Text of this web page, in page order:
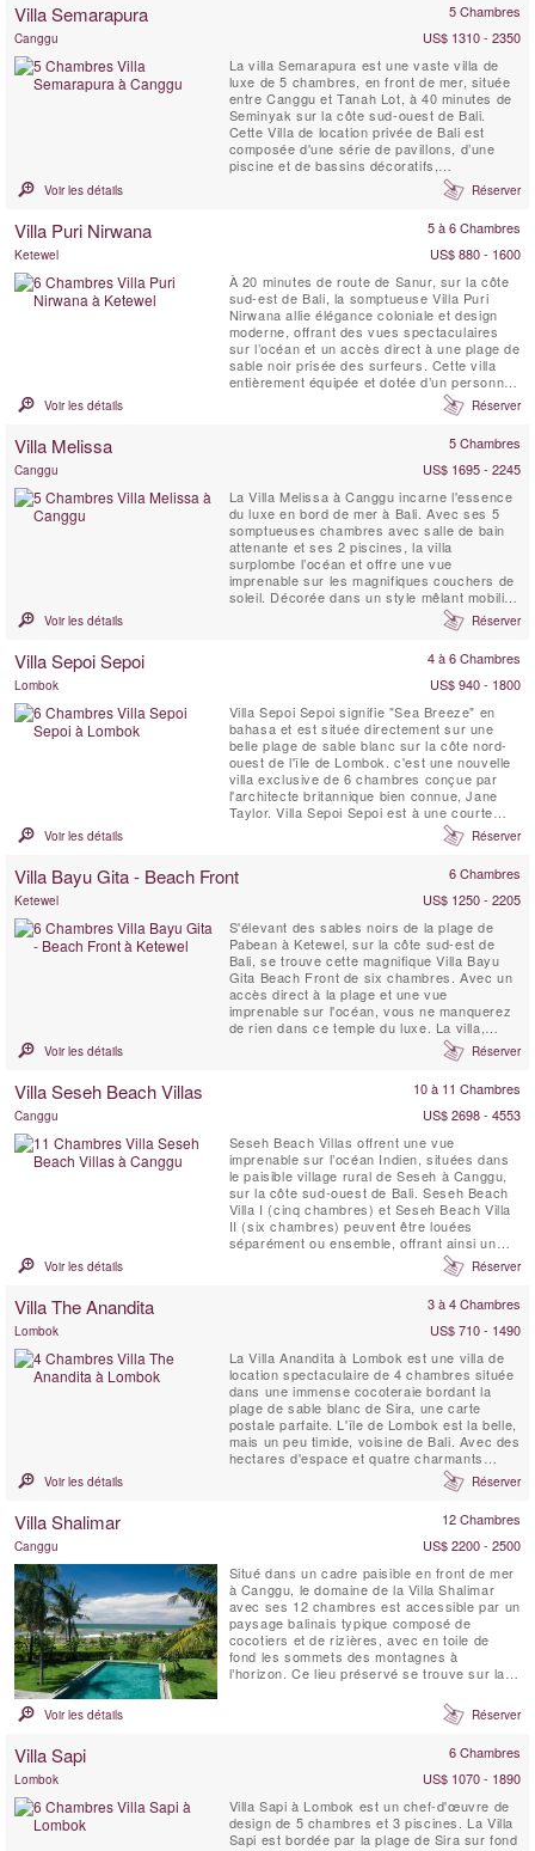
Villa Semarapura 5 Chambres
Canggu
US$ 1310 - 2350
La villa Semarapura est une vaste villa de
luxe de 5 chambres, en front de mer, située
entre Canggu et Tanah Lot, à 40 minutes de
Seminyak sur la côte sud-ouest de Bali.
Cette Villa de location privée de Bali est
composée d'une série de pavillons, d’une
piscine et de bassins décoratifs,
tranquillement répartis tout du long sur une
étendue vallonnée de pelouses de 5000
Voir les détails Réserver
Villa Puri Nirwana 5 à 6 Chambres
Ketewel
US$ 880 - 1600
À 20 minutes de route de Sanur, sur la côte
sud-est de Bali, la somptueuse Villa Puri
Nirwana allie élégance coloniale et design
moderne, offrant des vues spectaculaires
sur l’océan et un accès direct à une plage de
sable noir prisée des surfeurs. Cette villa
entièrement équipée et dotée d’un personnel
professionnel peut accueillir confortablement
jusqu’à 20 personnes dans six grandes
sa salle multimédia, ses pavillons ...
Voir les détails Réserver
Villa Melissa 5 Chambres
Canggu
US$ 1695 - 2245
La Villa Melissa à Canggu incarne l'essence
du luxe en bord de mer à Bali. Avec ses 5
somptueuses chambres avec salle de bain
attenante et ses 2 piscines, la villa
surplombe l’océan et offre une vue
imprenable sur les magnifiques couchers de
soleil. Décorée dans un style mêlant mobilier
balinais contemporain et antique, la Villa
Melissa dégage une ambiance moderne et
Ici, vous vous sentirez comme chez vous –
Voir les détails Réserver
Villa Sepoi Sepoi 4 à 6 Chambres
Lombok
US$ 940 - 1800
Villa Sepoi Sepoi signifie "Sea Breeze" en
bahasa et est située directement sur une
belle plage de sable blanc sur la côte nord-
ouest de l'île de Lombok. c'est une nouvelle
villa exclusive de 6 chambres conçue par
l'architecte britannique bien connue, Jane
Taylor. Villa Sepoi Sepoi est à une courte
distance de vol de Bali, Perth et Singapour.
Voir les détails Réserver
Villa Bayu Gita - Beach Front 6 Chambres
Ketewel
US$ 1250 - 2205
S'élevant des sables noirs de la plage de
Pabean à Ketewel, sur la côte sud-est de
Bali, se trouve cette magnifique Villa Bayu
Gita Beach Front de six chambres. Avec un
accès direct à la plage et une vue
imprenable sur l'océan, vous ne manquerez
de rien dans ce temple du luxe. La villa,
composée d'une équipe professionnelle et
dévouée, dispose d'un fabuleux éventail
dispose d'un home cinéma ultramoderne,
Voir les détails Réserver
Villa Seseh Beach Villas 10 à 11 Chambres
Canggu
US$ 2698 - 4553
Seseh Beach Villas offrent une vue
imprenable sur l’océan Indien, situées dans
le paisible village rural de Seseh à Canggu,
sur la côte sud-ouest de Bali. Seseh Beach
Villa I (cinq chambres) et Seseh Beach Villa
II (six chambres) peuvent être louées
séparément ou ensemble, offrant ainsi un
total de 11 chambres pouvant accueillir
jusqu'à 20 adultes et 4 enfants. Notre équipe
formée pour vous offrir un service
Voir les détails Réserver
Villa The Anandita 3 à 4 Chambres
Lombok
US$ 710 - 1490
La Villa Anandita à Lombok est une villa de
location spectaculaire de 4 chambres située
dans une immense cocoteraie bordant la
plage de sable blanc de Sira, une carte
postale parfaite. L'île de Lombok est la belle,
mais un peu timide, voisine de Bali. Avec des
hectares d'espace et quatre charmants
pavillons de chambres, la Villa Anandita est
idéale pour les familles ou les groupes
tout dans un magnifique endroit insulaire
Voir les détails Réserver
Villa Shalimar 12 Chambres
Canggu
US$ 2200 - 2500
Situé dans un cadre paisible en front de mer
à Canggu, le domaine de la Villa Shalimar
avec ses 12 chambres est accessible par un
paysage balinais typique composé de
cocotiers et de rizières, avec en toile de
fond les sommets des montagnes à
l’horizon. Ce lieu préservé se trouve sur la
traditionnel de Seseh, où la vie a peu changé
malgré les avancées du monde moderne.
Voir les détails Réserver
Villa Sapi 6 Chambres
Lombok
US$ 1070 - 1890
Villa Sapi à Lombok est un chef-d'œuvre de
design de 5 chambres et 3 piscines. La Villa
Sapi est bordée par la plage de Sira sur fond